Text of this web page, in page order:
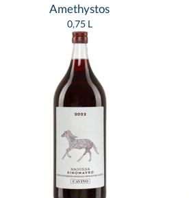
Amethystos
0,75 L